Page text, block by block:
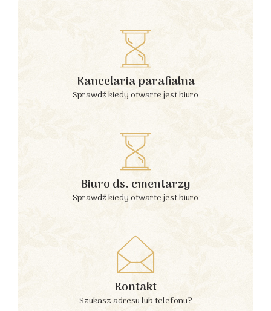
Kancelaria parafialna
Sprawdź kiedy otwarte jest biuro
Biuro ds. cmentarzy
Sprawdź kiedy otwarte jest biuro
Kontakt
Szukasz adresu lub telefonu?